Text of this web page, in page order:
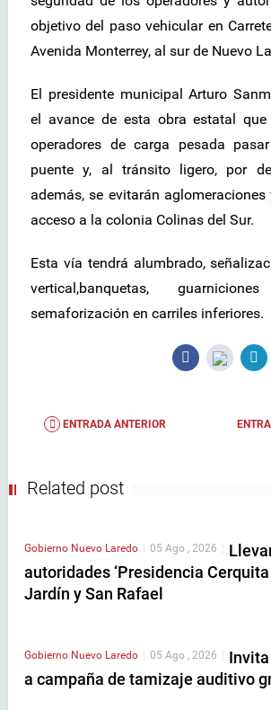
objetivo del paso vehicular en
Avenida Monterrey, al sur de Nuevo
El presidente municipal Arturo
el avance de esta obra estatal
operadores de carga pesada
puente y, al tránsito ligero, por
además, se evitarán
acceso a la colonia Colinas del Sur.
Esta vía tendrá alumbrado,
vertical,banquetas,
semaforización en carriles inferiores.
ENTRADA ANTERIOR
Related post
Gobierno Nuevo Laredo 05 Ago , 2026
autoridades ‘Presidencia Cerquita
Jardín y San Rafael
Gobierno Nuevo Laredo | 05 Ago , 2026 |
a campaña de tamizaje auditivo